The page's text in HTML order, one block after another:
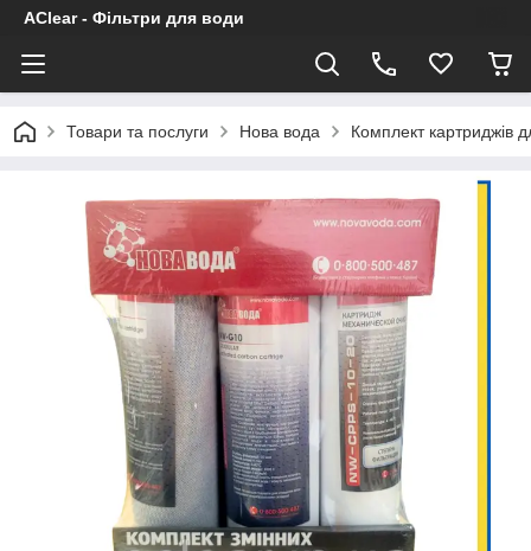
AClear - Фільтри для води
Товари та послуги Нова вода Комплект картриджів